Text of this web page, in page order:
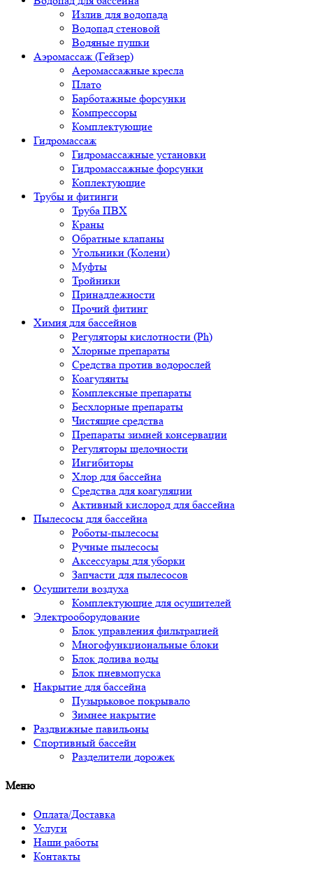
Излив для водопада
Водопад стеновой
Водяные пушки
Аэромассаж (Гейзер)
Аеромассажные кресла
Плато
Барботажные форсунки
Компрессоры
Комплектующие
Гидромассаж
Гидромассажные установки
Гидромассажные форсунки
Коплектующие
Трубы и фитинги
Труба ПВХ
Краны
Обратные клапаны
Угольники (Колени)
Муфты
Тройники
Принадлежности
Прочий фитинг
Химия для бассейнов
Регуляторы кислотности (Ph)
Хлорные препараты
Средства против водорослей
Коагулянты
Комплексные препараты
Бесхлорные препараты
Чистящие средства
Препараты зимней консервации
Регуляторы щелочности
Ингибиторы
Хлор для бассейна
Средства для коагуляции
Активный кислород для бассейна
Пылесосы для бассейна
Роботы-пылесосы
Ручные пылесосы
Аксессуары для уборки
Запчасти для пылесосов
Осушители воздуха
Комплектующие для осушителей
Электрооборудование
Блок управления фильтрацией
Многофункциональные блоки
Блок долива воды
Блок пневмопуска
Накрытие для бассейна
Пузырьковое покрывало
Зимнее накрытие
Раздвижные павильоны
Спортивный бассейн
Разделители дорожек
Меню
Оплата/Доставка
Услуги
Наши работы
Контакты